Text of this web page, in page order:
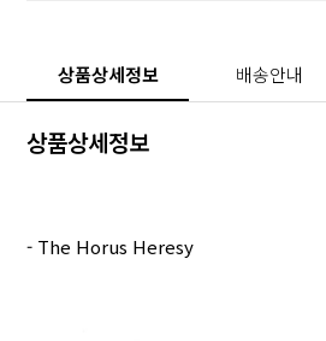
상품상세정보 배송안내
상품상세정보
- The Horus Heresy